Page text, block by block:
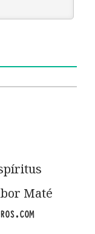
Maté